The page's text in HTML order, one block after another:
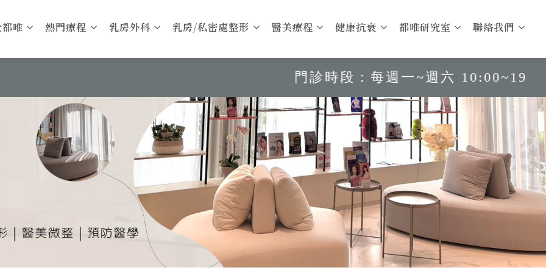
唯 熱門療程 乳房外科 乳房/私密處整形 醫美療程 健康抗衰 都唯研究室 聯絡我們
門診時段：每週一~週六 10:00~19:00 每週日